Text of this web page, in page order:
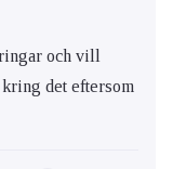
och vill
det eftersom